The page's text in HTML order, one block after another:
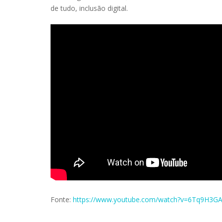
de tudo, inclusão digital.
Fonte: https://www.youtube.com/